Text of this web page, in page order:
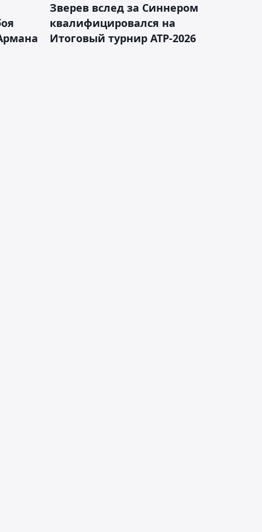
Зверев вслед за Синнером
квалифицировался на
Итоговый турнир ATP-2026